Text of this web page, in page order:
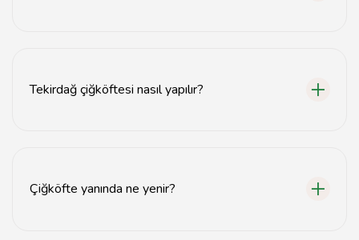
Tekirdağ çiğköftesi nasıl yapılır?
Çiğköfte yanında ne yenir?